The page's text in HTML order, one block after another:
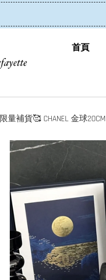
首頁
限量補貨🥰 CHANEL 金球20CM